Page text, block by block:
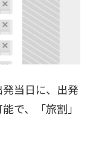
当日に、出発
で、「旅割」